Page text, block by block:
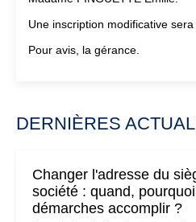
Une inscription modificative
Pour avis, la gérance.
DERNIÈRES
Changer l'adresse du
société : quand,
démarches accomplir ?